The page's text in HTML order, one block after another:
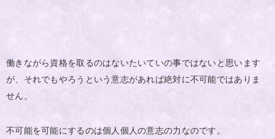
働きながら資格を取るのはないたいていの事ではないと思います
が、それでもやろうという意志があれば絶対に不可能ではありま
せん。
不可能を可能にするのは個人個人の意志の力なのです。